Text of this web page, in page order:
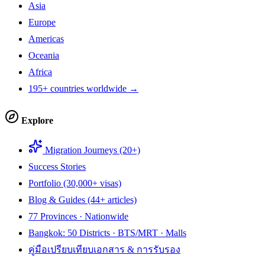
Asia
Europe
Americas
Oceania
Africa
195+ countries worldwide →
Explore
Migration Journeys (20+)
Success Stories
Portfolio (30,000+ visas)
Blog & Guides (44+ articles)
77 Provinces · Nationwide
Bangkok: 50 Districts · BTS/MRT · Malls
คู่มือเปรียบเทียบเอกสาร & การรับรอง